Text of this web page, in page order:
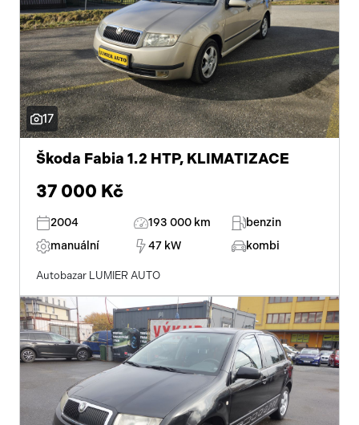
17
Škoda Fabia 1.2 HTP, KLIMATIZACE
37 000 Kč
2004 193 000 km
benzin
manuální
47 kW kombi
Autobazar LUMIER AUTO